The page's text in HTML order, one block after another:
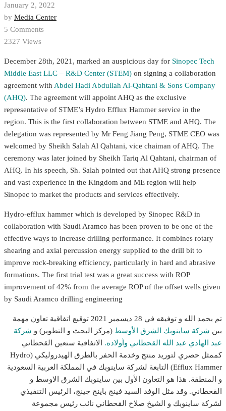
January 2, 2022
by Media Center
5 Comments
2327 Views
December 28th, 2021, marked an auspicious day for Sinopec Tech
Middle East LLC – R&D Center (STEM) on signing a collaboration
agreement with Abdel Hadi Abdullah Al-Qahtani & Sons Company
(AHQ). The agreement will appoint AHQ as the exclusive
representative of STME’s Hydro Efflux Hammer service in the
region. This is the first collaboration between STME and AHQ. The
delegation was represented by Mr Feng Jiang Peng, STME CEO was
welcomed by Sheikh Salah Al Qahtani, vice chaiman of AHQ. The
ceremony was later joined by Sheikh Tariq Al Qahtani, chairman of
AHQ. In his speech, Sh. Salah pointed out that AHQ strong presence
and vast experience in the Kingdom and ME region will help
Sinopec to market the products and services effectively.
Hydro-efflux hammer which is developed by Sinopec R&D in
collaboration with Saudi Aramco has been proven to be one of the
effective ways to increase drilling performance. It combines rotary
shearing and axial percussion energy supplied to the drill bit to
improve rock-breaking efficiency, particularly in hard and abrasive
formations. The first trial test was a great success with ROP
improvement of 42% from the average ROP of the offset wells given
by Saudi Aramco drilling engineering
تم بحمد الله و توفيقه في 28 ديسمبر 2021 توقيع اتفاقية تعاون مهمة
بين شركة ساينوبك الشرق الأوسط (مركز البحث و التطوير) و شركة
عبد الهادي عبد الله القحطاني وأولاده. الاتفاقية ستعين القحطاني
كممثل حصري لتوريد منتج وخدمة الحفر بالطرق الهيدروليكي (Hydro
Efflux Hammer) التابعة لشركة ساينوبك في المملكة العربية السعودية
و المنطقة. هذا هو التعاون الأول بين ساينوبك الشرق الاوسط و
القحطاني. وقد مثل الوفد السيد فينج باينج جينج، الرئيس التنفيذي
لشركة ساينوبك و الشيخ صلاح القحطاني نائب رئيس مجموعة